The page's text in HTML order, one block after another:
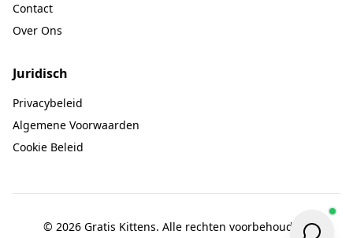
Contact
Over Ons
Juridisch
Privacybeleid
Algemene Voorwaarden
Cookie Beleid
© 2026 Gratis Kittens. Alle rechten voorbehouden.